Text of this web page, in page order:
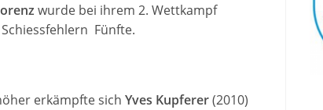
wurde bei ihrem 2. Wettkampf
Fünfte.
erkämpfte sich Yves Kupferer(2010)